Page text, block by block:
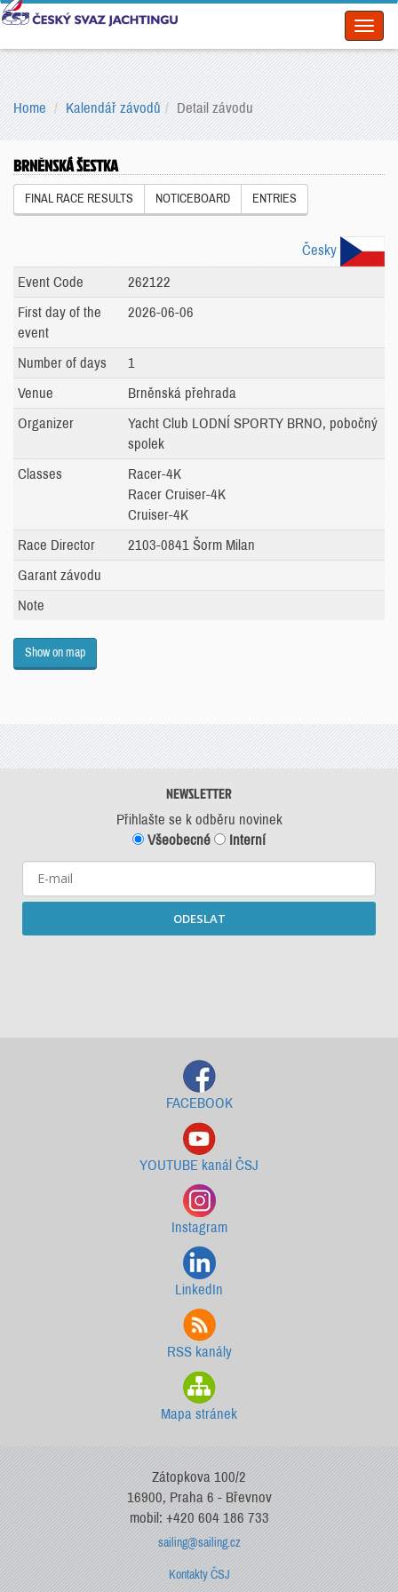
Home Kalendář závodů Detail závodu
BRNĚNSKÁ ŠESTKA
FINAL RACE RESULTS NOTICEBOARD ENTRIES
Česky
Event Code
262122
First day of the
event
2026-06-06
Number of days
1
Venue
Brněnská přehrada
Organizer
Yacht Club LODNÍ SPORTY BRNO, pobočný
spolek
Classes
Racer-4K
Racer Cruiser-4K
Cruiser-4K
Race Director
2103-0841 Šorm Milan
Garant závodu
Note
Show on map
NEWSLETTER
Přihlašte se k odběru novinek
Všeobecné
Interní
ODESLAT
FACEBOOK
YOUTUBE kanál ČSJ
Instagram
LinkedIn
RSS kanály
Mapa stránek
Zátopkova 100/2
16900, Praha 6 - Břevnov
mobil: +420 604 186 733
sailing@sailing.cz
Kontakty ČSJ